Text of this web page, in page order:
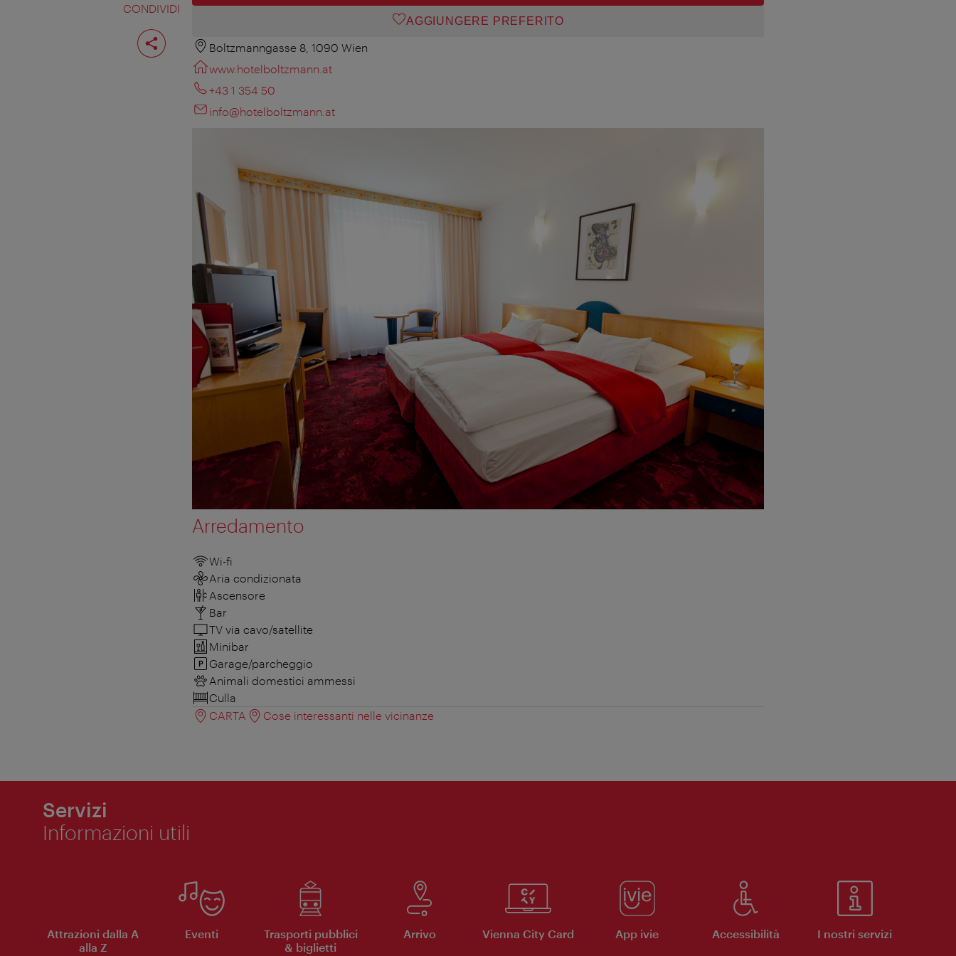
CONDIVIDI
Condividi
pagina
AGGIUNGERE PREFERITO
Boltzmanngasse 8, 1090 Wien
www.hotelboltzmann.at
+43 1 354 50
info@hotelboltzmann.at
Arredamento
Wi-fi
Aria condizionata
Ascensore
Bar
TV via cavo/satellite
Minibar
Garage/parcheggio
Animali domestici ammessi
Culla
CARTA
Cose interessanti nelle vicinanze
Servizi
Informazioni utili
Attrazioni dalla A
alla Z
Eventi
Trasporti pubblici
& biglietti
Arrivo Vienna City Card App ivie Accessibilità I nostri servizi